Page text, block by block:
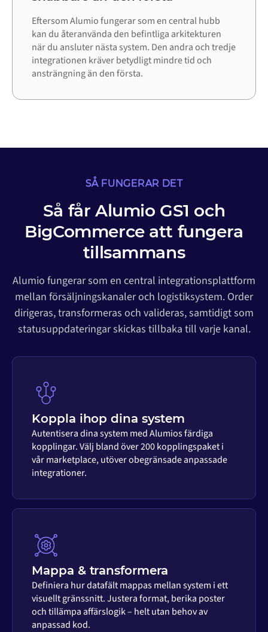
Eftersom Alumio fungerar som en central hubb
kan du återanvända den befintliga arkitekturen
när du ansluter nästa system. Den andra och tredje
integrationen kräver betydligt mindre tid och
ansträngning än den första.
SÅ FUNGERAR DET
Så får Alumio GS1 och
BigCommerce att fungera
tillsammans
Alumio fungerar som en central integrationsplattform
mellan försäljningskanaler och logistiksystem. Order
dirigeras, transformeras och valideras, samtidigt som
statusuppdateringar skickas tillbaka till varje kanal.
Koppla ihop dina system
Autentisera dina system med Alumios färdiga
kopplingar. Välj bland över 200 kopplingspaket i
vår marketplace, utöver obegränsade anpassade
integrationer.
Mappa & transformera
Definiera hur datafält mappas mellan system i ett
visuellt gränssnitt. Justera format, berika poster
och tillämpa affärslogik – helt utan behov av
anpassad kod.